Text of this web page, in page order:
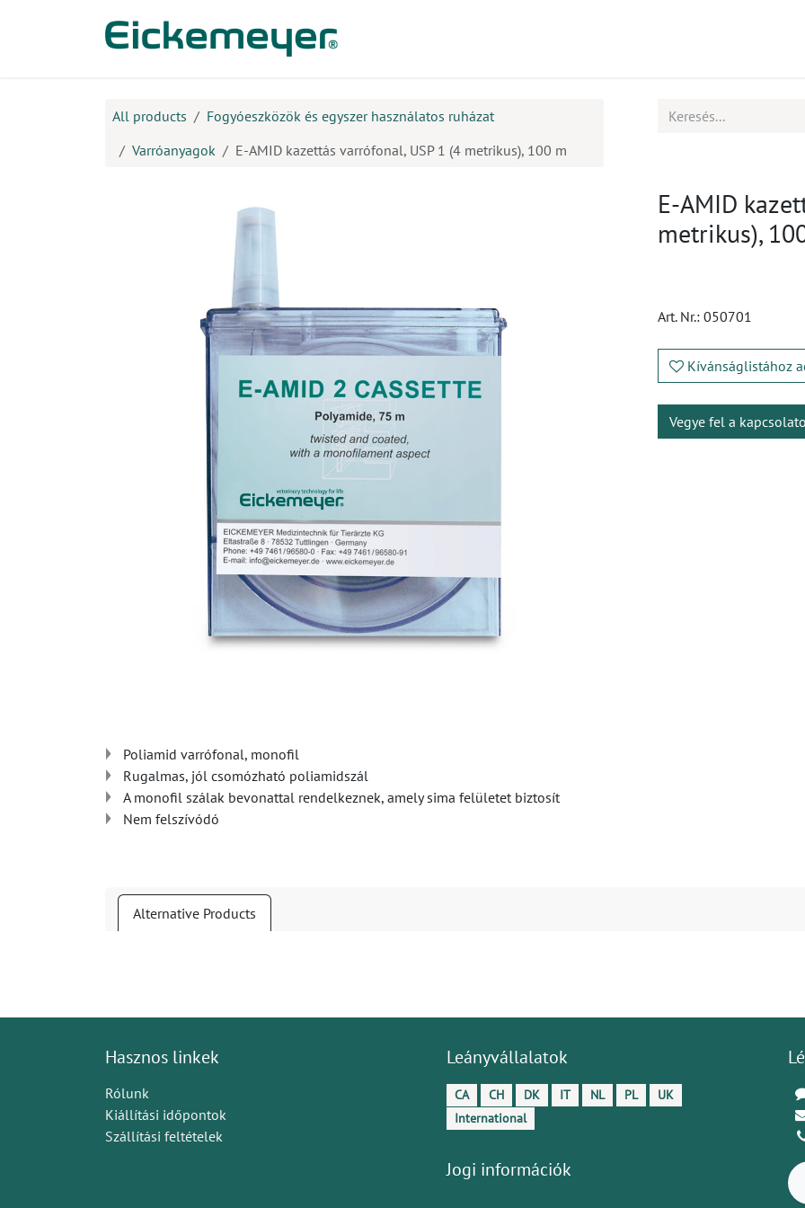
All products
Fogyóeszközök és egyszer használatos ruházat
Varróanyagok
E-AMID kazettás varrófonal, USP 1 (4 metrikus), 100 m
E-AMID
metrikus),
Art. Nr.: 050701
Kívánságlistához
Vegye fel a
Poliamid varrófonal, monofil
Rugalmas, jól csomózható poliamidszál
A monofil szálak bevonattal rendelkeznek, amely sima felületet biztosít
Nem felszívódó
Alternative Products
Hasznos linkek
Rólunk
Kiállítási időpontok
Szállítási feltételek
Leányvállalatok
CA CH DK IT NL PL
UK
International
Jogi információk